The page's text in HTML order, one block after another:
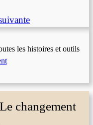
les histoires et outils
changement